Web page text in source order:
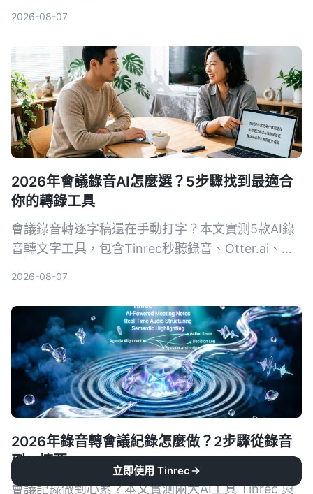
2026-08-07
2026年會議錄音AI怎麼選？5步驟找到最適合
你的轉錄工具
會議錄音轉逐字稿還在手動打字？本文實測5款AI錄
音轉文字工具，包含Tinrec秒聽錄音、Otter.ai、
的會議記錄幫手。
2026-08-07
2026年錄音轉會議紀錄怎麼做？2步驟從錄音
到AI摘要
會議記錄做到心累？本文實測兩大AI工具 Tinrec 與
立即使用 Tinrec